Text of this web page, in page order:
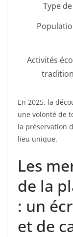
Type
Activités
En 2025, la
une volonté de
la préservation
lieu unique.
Les
de la
: un
et de